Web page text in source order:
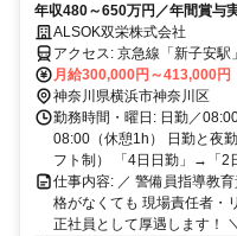
年収480～650万円／年間賞与
格を活かせます／年齢不問！
ALSOK双栄株式会社
アクセス: 京急線「新
月給300,000円～413,000円
神奈川県横浜市神奈川区
勤務時間・曜日: 日勤／
08:00（休憩1h） 日勤と夜
フト制） 「4日日勤」→「2
仕事内容: ／ 警備員指導教
格がなくても 現場責任者・
正社員として厚遇します！